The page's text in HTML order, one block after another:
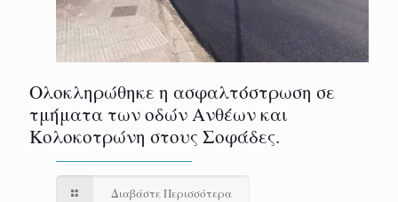
Ολοκληρώθηκε η ασφαλτόστρωση σε
τμήματα των οδών Ανθέων και
Κολοκοτρώνη στους Σοφάδες.
Διαβάστε Περισσότερα